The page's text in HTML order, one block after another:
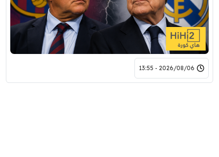
2026/08/06 - 13:55